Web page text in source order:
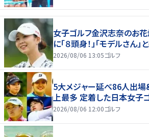
女子ゴルフ金沢志奈のお
に「８頭身！」「モデルさん
2026/08/06 13:05ゴルフ
5大メジャー延べ86人出
上最多 定着した日本女子
2026/08/06 12:00ゴルフ